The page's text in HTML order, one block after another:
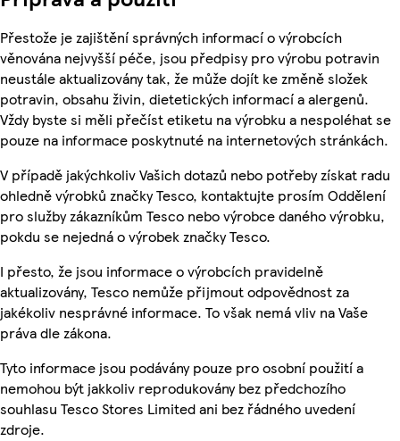
Přestože je zajištění správných informací o výrobcích
věnována nejvyšší péče, jsou předpisy pro výrobu potravin
neustále aktualizovány tak, že může dojít ke změně složek
potravin, obsahu živin, dietetických informací a alergenů.
Vždy byste si měli přečíst etiketu na výrobku a nespoléhat se
pouze na informace poskytnuté na internetových stránkách.
V případě jakýchkoliv Vašich dotazů nebo potřeby získat radu
ohledně výrobků značky Tesco, kontaktujte prosím Oddělení
pro služby zákazníkům Tesco nebo výrobce daného výrobku,
pokdu se nejedná o výrobek značky Tesco.
I přesto, že jsou informace o výrobcích pravidelně
aktualizovány, Tesco nemůže přijmout odpovědnost za
jakékoliv nesprávné informace. To však nemá vliv na Vaše
práva dle zákona.
Tyto informace jsou podávány pouze pro osobní použití a
nemohou být jakkoliv reprodukovány bez předchozího
souhlasu Tesco Stores Limited ani bez řádného uvedení
zdroje.